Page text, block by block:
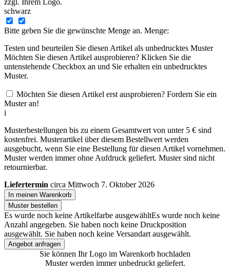
schwarz
Bitte geben Sie die gewünschte Menge an. Menge:
Testen und beurteilen Sie diesen Artikel als unbedrucktes Muster
Möchten Sie diesen Artikel ausprobieren? Klicken Sie die
untenstehende Checkbox an und Sie erhalten ein unbedrucktes
Muster.
Möchten Sie diesen Artikel erst ausprobieren? Fordern Sie ein
Muster an!
i
Musterbestellungen bis zu einem Gesamtwert von unter 5 € sind
kostenfrei. Musterartikel über diesem Bestellwert werden
ausgebucht, wenn Sie eine Bestellung für diesen Artikel vornehmen.
Muster werden immer ohne Aufdruck geliefert. Muster sind nicht
retournierbar.
Liefertermin circa Mittwoch 7. Oktober 2026
In meinen Warenkorb
Muster bestellen
Es wurde noch keine Artikelfarbe ausgewähltEs wurde noch keine
Anzahl angegeben. Sie haben noch keine Druckposition
ausgewählt. Sie haben noch keine Versandart ausgewählt.
Angebot anfragen
Sie können Ihr Logo im Warenkorb hochladen
Muster werden immer unbedruckt geliefert.